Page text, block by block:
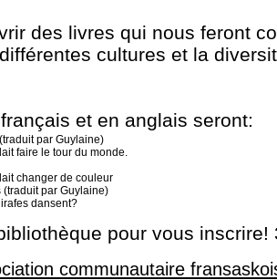
des livres qui nous feront
cultures et la
et en anglais seront:
par Guylaine)
faire le tour du monde.
changer de couleur
(traduit par Guylaine)
dansent?
pour vous inscrire!
communautaire